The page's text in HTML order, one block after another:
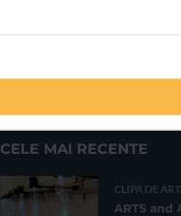
Viorel Marginean –
CELE MAI RECENTE
CLIPA DE
ARTS and